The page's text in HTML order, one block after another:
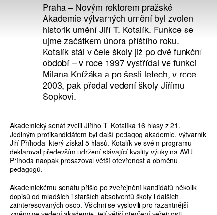
Praha – Novým rektorem pražské
Akademie výtvarných umění byl zvolen
historik umění Jiří T. Kotalík. Funkce se
ujme začátkem února příštího roku.
Kotalík stál v čele školy již po dvě funkční
období – v roce 1997 vystřídal ve funkci
Milana Knížáka a po šesti letech, v roce
2003, pak předal vedení školy Jiřímu
Sopkovi.
Akademický senát zvolil Jiřího T. Kotalíka 16 hlasy z 21.
Jediným protikandidátem byl další pedagog akademie, výtvarník
Jiří Příhoda, který získal 5 hlasů. Kotalík ve svém programu
deklaroval především udržení stávající kvality výuky na AVU,
Příhoda naopak prosazoval větší otevřenost a obměnu
pedagogů.
Akademickému senátu přišlo po zveřejnění kandidátů několik
dopisů od mladších i starších absolventů školy i dalších
zainteresovaných osob. Všichni se vyslovili pro razantnější